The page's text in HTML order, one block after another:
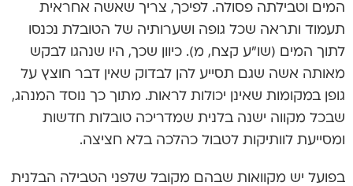
המים וטבילתה פסולה. לפיכך, צריך שאשה אחראית
תעמוד ותראה שכל גופה ושערותיה של הטובלת נכנסו
לתוך המים (שו”ע קצח, מ). כיוון שכך, היו שנהגו לבקש
מאותה אשה שגם תסייע להן לבדוק שאין דבר חוצץ על
גופן במקומות שאינן יכולות לראות. מתוך כך נוסד המנהג,
שבכל מקווה ישנה בלנית שמדריכה טובלות חדשות
ומסייעת לוותיקות לטבול כהלכה בלא חציצה.
בפועל יש מקוואות שבהם מקובל שלפני הטבילה הבלנית